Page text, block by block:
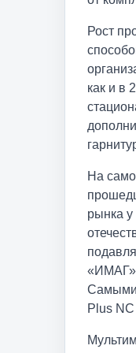
Рост
как и в
На
рынка
«ИМАГ»
Самыми
Plus